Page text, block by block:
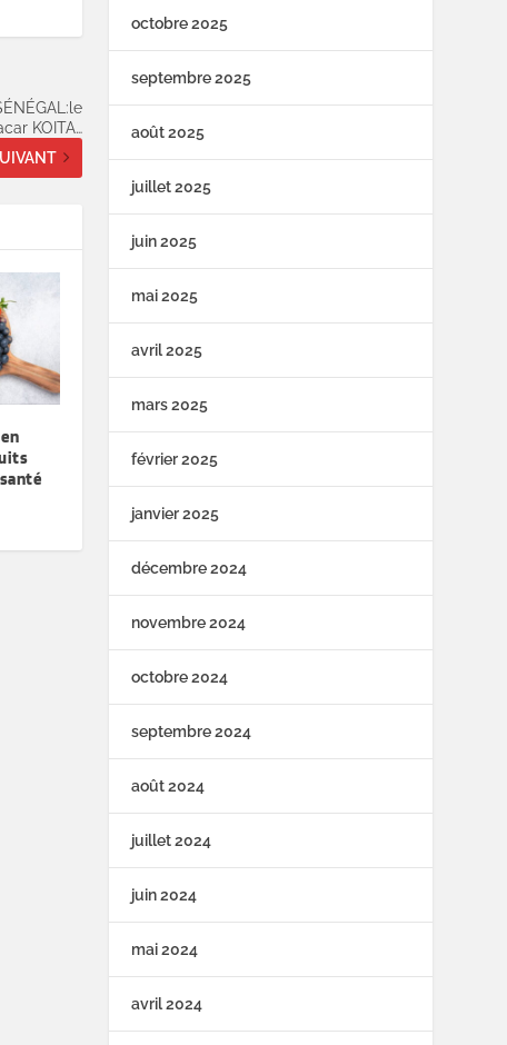
KOITA…
octobre 2025
septembre 2025
août 2025
juillet 2025
juin 2025
mai 2025
avril 2025
mars 2025
février 2025
janvier 2025
décembre 2024
novembre 2024
octobre 2024
septembre 2024
août 2024
juillet 2024
juin 2024
mai 2024
avril 2024